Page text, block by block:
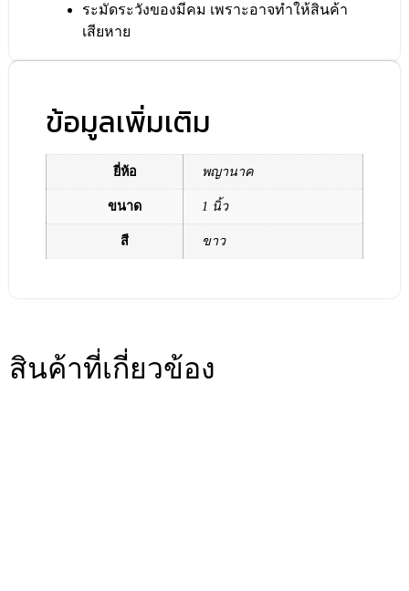
ระมัดระวังของมีคม เพราะอาจทำให้สินค้า
เสียหาย
ข้อมูลเพิ่มเติม
ยี่ห้อ พญานาค
ขนาด 1 นิ้ว
สี ขาว
สินค้าที่เกี่ยวข้อง